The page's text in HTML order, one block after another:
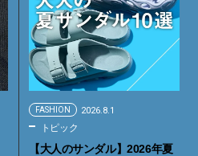
FASHION 2026.8.1
トピック
【大人のサンダル】2026年夏